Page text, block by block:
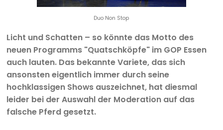
Duo Non Stop
Licht und Schatten – so könnte das Motto des
neuen Programms "Quatschköpfe" im GOP Essen
auch lauten. Das bekannte Variete, das sich
ansonsten eigentlich immer durch seine
hochklassigen Shows auszeichnet, hat diesmal
leider bei der Auswahl der Moderation auf das
falsche Pferd gesetzt.